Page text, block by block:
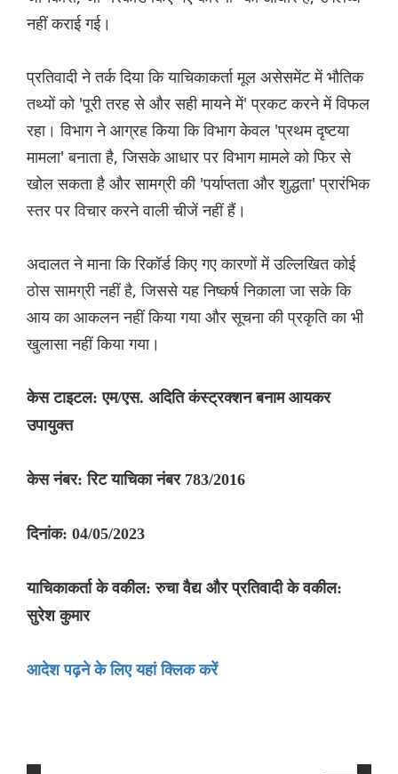
नहीं कराई गई।
प्रतिवादी ने तर्क दिया कि याचिकाकर्ता मूल असेसमेंट में भौतिक
तथ्यों को 'पूरी तरह से और सही मायने में' प्रकट करने में विफल
रहा। विभाग ने आग्रह किया कि विभाग केवल 'प्रथम दृष्टया
मामला' बनाता है, जिसके आधार पर विभाग मामले को फिर से
खोल सकता है और सामग्री की 'पर्याप्तता और शुद्धता' प्रारंभिक
स्तर पर विचार करने वाली चीजें नहीं हैं।
अदालत ने माना कि रिकॉर्ड किए गए कारणों में उल्लिखित कोई
ठोस सामग्री नहीं है, जिससे यह निष्कर्ष निकाला जा सके कि
आय का आकलन नहीं किया गया और सूचना की प्रकृति का भी
खुलासा नहीं किया गया।
केस टाइटल: एम/एस. अदिति कंस्ट्रक्शन बनाम आयकर
उपायुक्त
केस नंबर: रिट याचिका नंबर 783/2016
दिनांक: 04/05/2023
याचिकाकर्ता के वकील: रुचा वैद्य और प्रतिवादी के वकील:
सुरेश कुमार
आदेश पढ़ने के लिए यहां क्लिक करें